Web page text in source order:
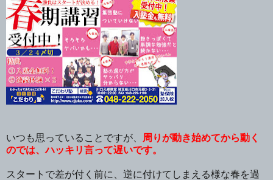
いつも思っていることですが、
周りが動き始めてから動く
のでは、ハッキリ言って遅いです。
スタートで差が付く前に、逆に付けてしまえる様な春を過